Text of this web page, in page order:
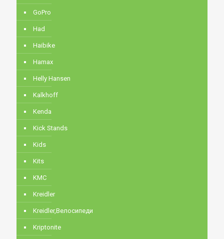
GoPro
Had
Haibike
Hamax
Helly Hansen
Kalkhoff
Kenda
Kick Stands
Kids
Kits
KMC
Kreidler
Kreidler,Велосипеди
Kriptonite